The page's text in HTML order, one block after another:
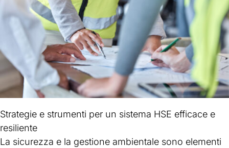
Strategie e strumenti per un sistema HSE efficace e
resiliente
La sicurezza e la gestione ambientale sono elementi